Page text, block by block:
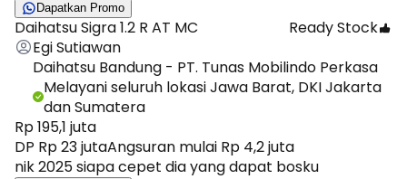
Dapatkan Promo
Daihatsu Sigra 1.2 R AT MC
Ready Stock
Egi Sutiawan
Daihatsu Bandung - PT. Tunas Mobilindo Perkasa
Melayani seluruh lokasi Jawa Barat, DKI Jakarta
dan Sumatera
Rp 195,1 juta
DP Rp 23 jutaAngsuran mulai Rp 4,2 juta
nik 2025 siapa cepet dia yang dapat bosku